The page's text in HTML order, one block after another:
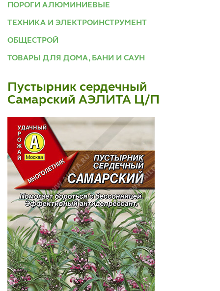
ПОРОГИ АЛЮМИНИЕВЫЕ
ТЕХНИКА И ЭЛЕКТРОИНСТРУМЕНТ
ОБЩЕСТРОЙ
ТОВАРЫ ДЛЯ ДОМА, БАНИ И САУН
Пустырник сердечный
Самарский АЭЛИТА Ц/П